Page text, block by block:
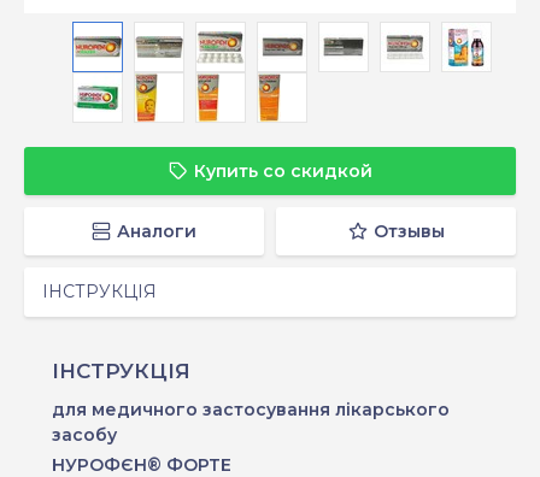
Купить со скидкой
Аналоги Отзывы
ІНСТРУКЦІЯ
ІНСТРУКЦІЯ
для медичного застосування лікарського
засобу
НУРОФЄН® ФОРТЕ